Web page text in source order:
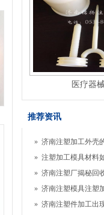
医疗器
推荐资讯
» 济南注塑加工外壳
» 注塑加工模具材料
» 济南注塑厂揭秘回
» 济南注塑模具注塑
» 济南注塑件加工出